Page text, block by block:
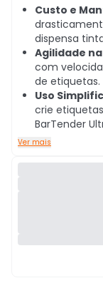
Custo e
dispensa
Agilidade
com
de etiquetas.
Uso
crie
BarTender
Ver mais